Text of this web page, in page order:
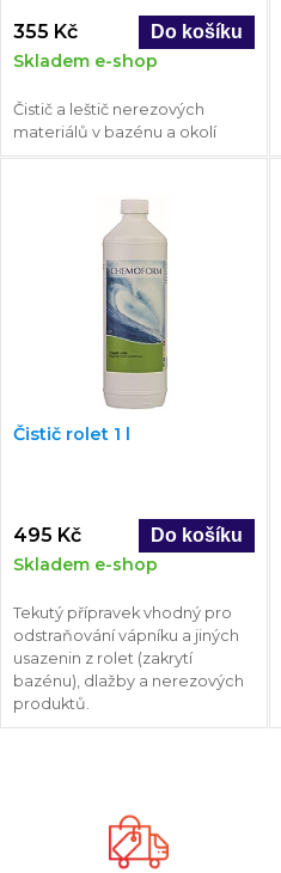
355 Kč
Skladem e-shop
Čistič a leštič nerezových
materiálů v bazénu a okolí
Čistič rolet 1 l
495 Kč
Skladem e-shop
Tekutý přípravek vhodný pro
odstraňování vápníku a jiných
usazenin z rolet (zakrytí
bazénu), dlažby a nerezových
produktů.